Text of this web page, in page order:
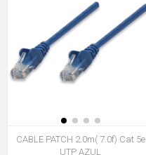
CABLE PATCH 2.0m( 7.0f) Cat 5e
UTP AZUL